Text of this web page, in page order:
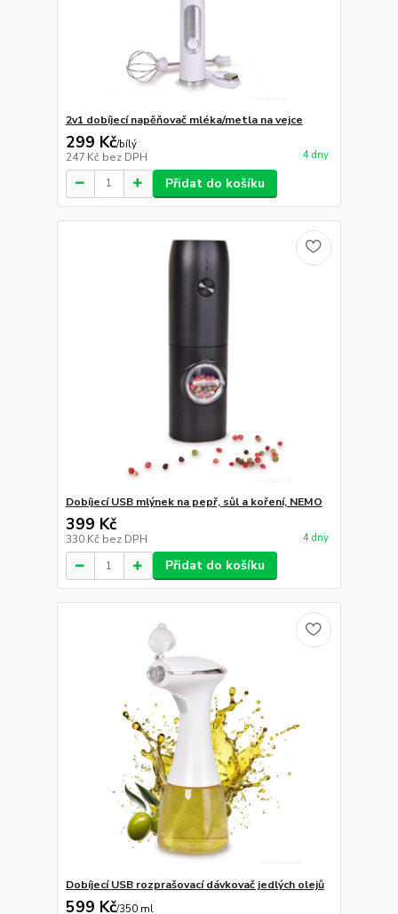
2v1 dobíjecí napěňovač mléka/metla na vejce
299 Kč/bílý
247 Kč bez DPH 4 dny
Přidat do košíku
Dobíjecí USB mlýnek na pepř, sůl a koření, NEMO
399 Kč
330 Kč bez DPH 4 dny
Přidat do košíku
Dobíjecí USB rozprašovací dávkovač jedlých olejů
599 Kč/350 ml